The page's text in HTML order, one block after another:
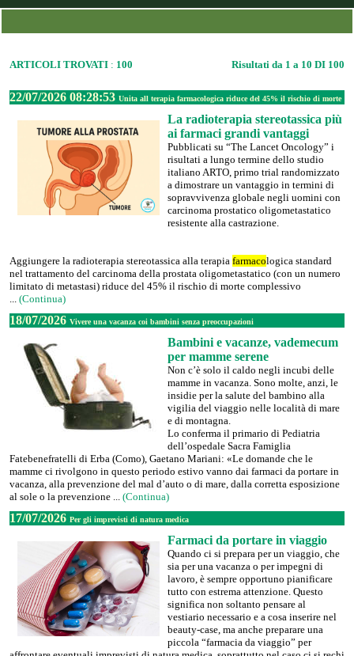
ARTICOLI TROVATI : 100 Risultati da 1 a 10 DI 100
22/07/2026 08:28:53 Unita all terapia farmacologica riduce del 45% il rischio di morte
La radioterapia stereotassica più
ai farmaci grandi vantaggi
Pubblicati su “The Lancet Oncology” i
risultati a lungo termine dello studio
italiano ARTO, primo trial randomizzato
a dimostrare un vantaggio in termini di
sopravvivenza globale negli uomini con
carcinoma prostatico oligometastatico
resistente alla castrazione.
Aggiungere la radioterapia stereotassica alla terapia farmacologica standard
nel trattamento del carcinoma della prostata oligometastatico (con un numero
limitato di metastasi) riduce del 45% il rischio di morte complessivo
... (Continua)
18/07/2026 Vivere una vacanza coi bambini senza preoccupazioni
Bambini e vacanze, vademecum
per mamme serene
Non c’è solo il caldo negli incubi delle
mamme in vacanza. Sono molte, anzi, le
insidie per la salute del bambino alla
vigilia del viaggio nelle località di mare
e di montagna.
Lo conferma il primario di Pediatria
dell’ospedale Sacra Famiglia
Fatebenefratelli di Erba (Como), Gaetano Mariani: «Le domande che le
mamme ci rivolgono in questo periodo estivo vanno dai farmaci da portare in
vacanza, alla prevenzione del mal d’auto o di mare, dalla corretta esposizione
al sole o la prevenzione ... (Continua)
17/07/2026 Per gli imprevisti di natura medica
Farmaci da portare in viaggio
Quando ci si prepara per un viaggio, che
sia per una vacanza o per impegni di
lavoro, è sempre opportuno pianificare
tutto con estrema attenzione. Questo
significa non soltanto pensare al
vestiario necessario e a cosa inserire nel
beauty-case, ma anche preparare una
piccola “farmacia da viaggio” per